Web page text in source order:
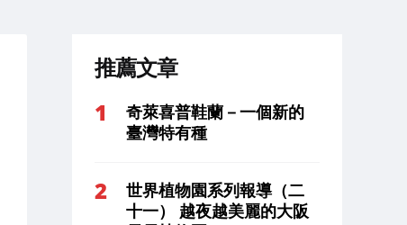
推薦文章
奇萊喜普鞋蘭－一個新的
臺灣特有種
世界植物園系列報導（二
十一） 越夜越美麗的大阪